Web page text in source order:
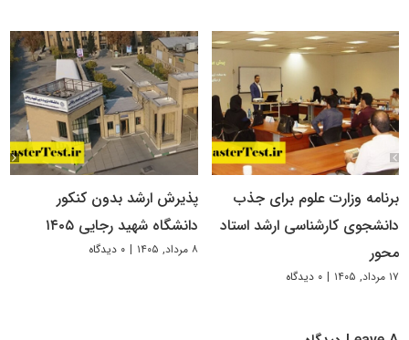
برنامه وزارت علوم برای جذب
دانشجوی کارشناسی ارشد استاد
محور
۱۷ مرداد, ۱۴۰۵ | ۰ دیدگاه
پذیرش ارشد بدون کنکور
دانشگاه شهید رجایی ۱۴۰۵
۸ مرداد, ۱۴۰۵ | ۰ دیدگاه